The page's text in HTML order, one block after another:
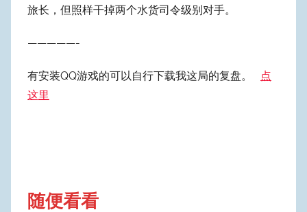
旅长，但照样干掉两个水货司令级别对手。
—————-
有安装QQ游戏的可以自行下载我这局的复盘。
点
这里
随便看看